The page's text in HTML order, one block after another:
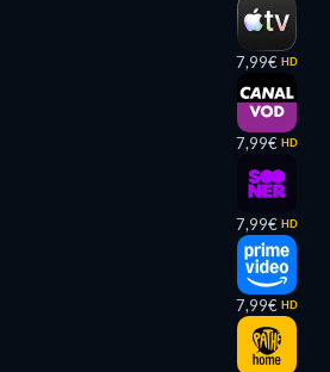
7,99€ HD
7,99€ HD
7,99€ HD
7,99€ HD